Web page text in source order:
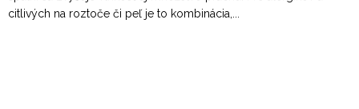
citlivých na roztoče či peľ je to kombinácia,...